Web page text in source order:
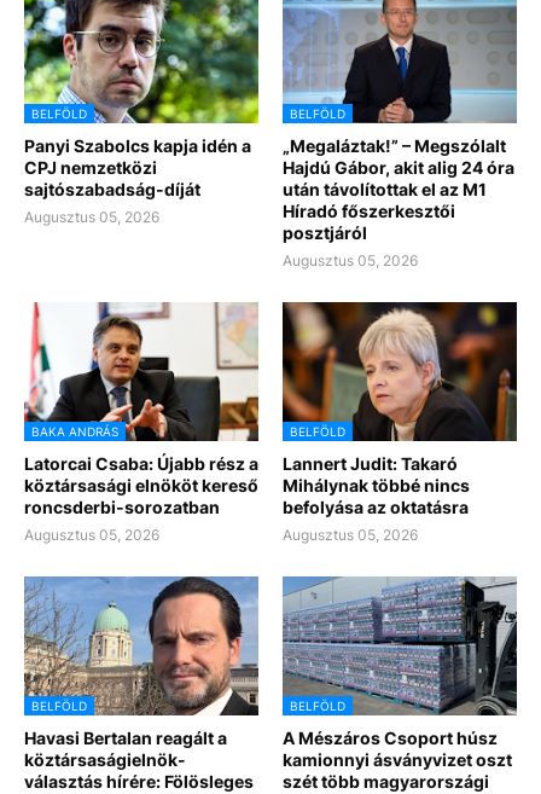
BELFÖLD
Panyi Szabolcs kapja idén a
CPJ nemzetközi
sajtószabadság-díját
Augusztus 05, 2026
BELFÖLD
„Megaláztak!” – Megszólalt
Hajdú Gábor, akit alig 24 óra
után távolítottak el az M1
Híradó főszerkesztői
posztjáról
Augusztus 05, 2026
BAKA ANDRÁS
Latorcai Csaba: Újabb rész a
köztársasági elnököt kereső
roncsderbi-sorozatban
Augusztus 05, 2026
BELFÖLD
Lannert Judit: Takaró
Mihálynak többé nincs
befolyása az oktatásra
Augusztus 05, 2026
BELFÖLD
Havasi Bertalan reagált a
köztársaságielnök-
választás hírére: Fölösleges
BELFÖLD
A Mészáros Csoport húsz
kamionnyi ásványvizet oszt
szét több magyarországi